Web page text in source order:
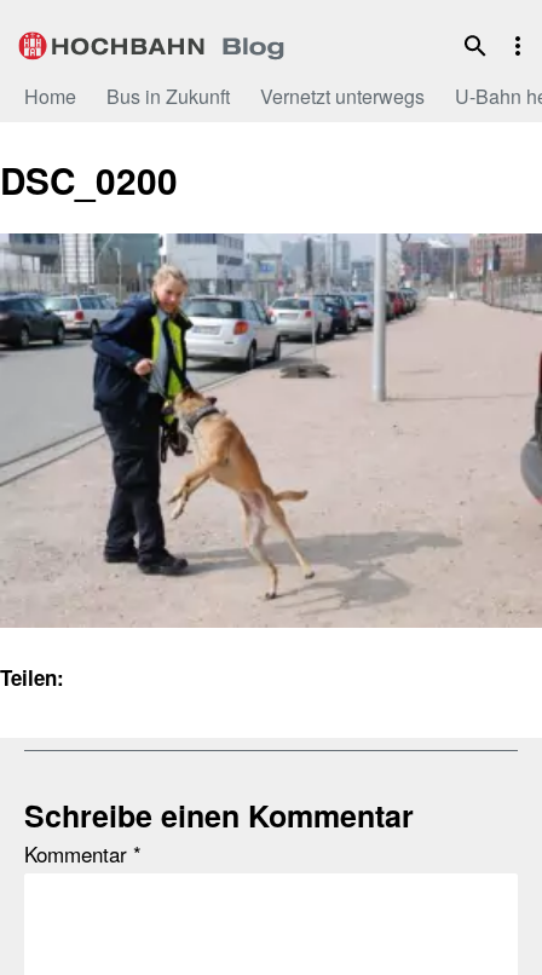
Inhalt
Home Bus in Zukunft Vernetzt unterwegs U-Bahn
DSC_0200
Teilen:
Schreibe einen Kommentar
Kommentar *